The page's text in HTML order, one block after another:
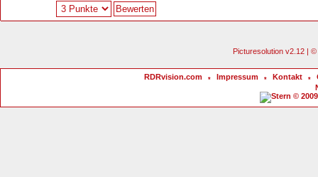
Picturesolution v2.12 |
RDRvision.com * Impressum * Kontakt *
©